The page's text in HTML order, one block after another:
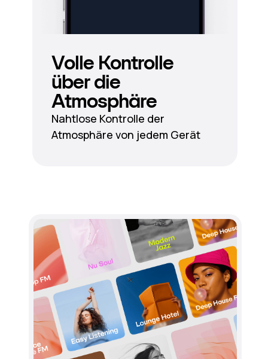
Volle Kontrolle
über die
Atmosphäre
Nahtlose Kontrolle der
Atmosphäre von jedem Gerät